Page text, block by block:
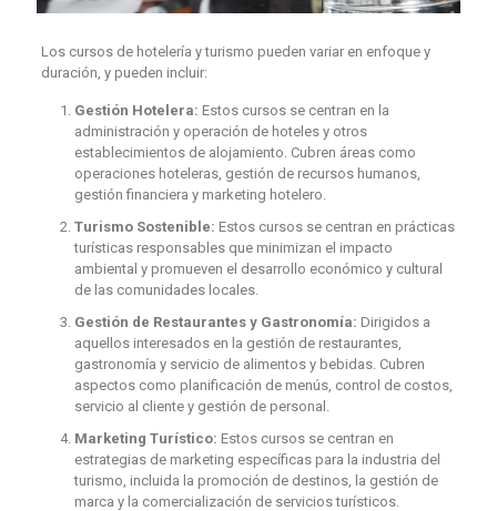
Los cursos de hotelería y turismo pueden variar en enfoque y
duración, y pueden incluir:
Gestión Hotelera: Estos cursos se centran en la
administración y operación de hoteles y otros
establecimientos de alojamiento. Cubren áreas como
operaciones hoteleras, gestión de recursos humanos,
gestión financiera y marketing hotelero.
Turismo Sostenible: Estos cursos se centran en prácticas
turísticas responsables que minimizan el impacto
ambiental y promueven el desarrollo económico y cultural
de las comunidades locales.
Gestión de Restaurantes y Gastronomía: Dirigidos a
aquellos interesados en la gestión de restaurantes,
gastronomía y servicio de alimentos y bebidas. Cubren
aspectos como planificación de menús, control de costos,
servicio al cliente y gestión de personal.
Marketing Turístico: Estos cursos se centran en
estrategias de marketing específicas para la industria del
turismo, incluida la promoción de destinos, la gestión de
marca y la comercialización de servicios turísticos.